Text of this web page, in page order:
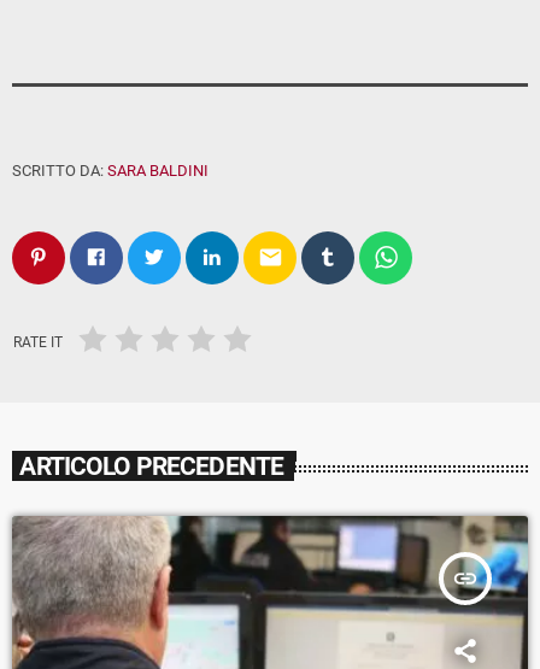
SCRITTO DA: SARA BALDINI
email
RATE IT
ARTICOLO PRECEDENTE
insert_link